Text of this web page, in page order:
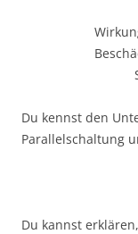
Du kennst den
Parallelschaltung
Du kannst